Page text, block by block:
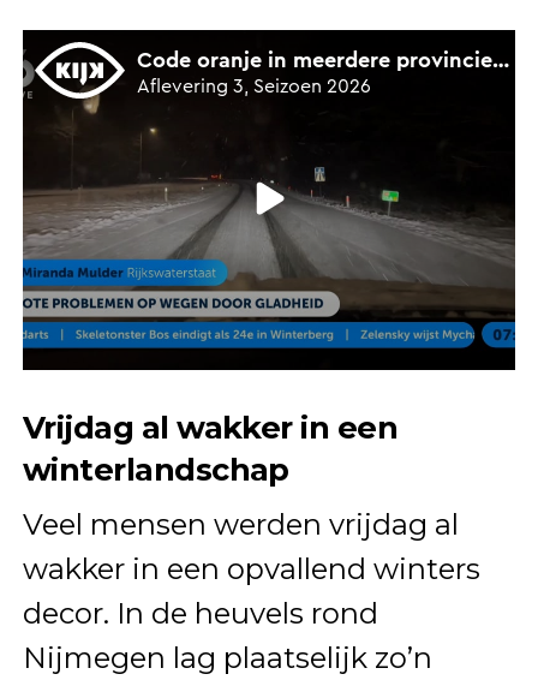
Vrijdag al wakker in een
winterlandschap
Veel mensen werden vrijdag al
wakker in een opvallend winters
decor. In de heuvels rond
Nijmegen lag plaatselijk zo’n